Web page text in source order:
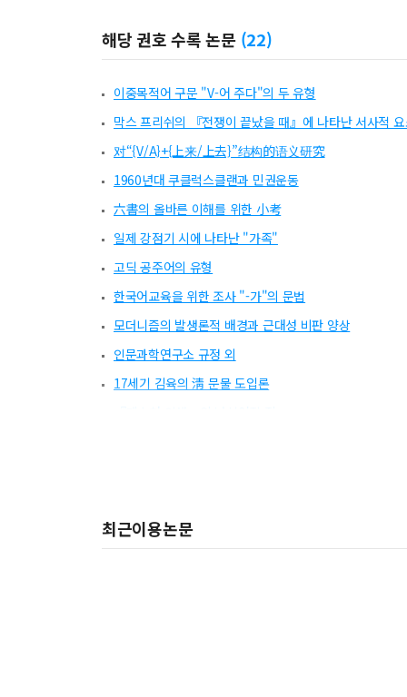
해당 권호 수록 논문 (22)
이중목적어 구문 "V-어 주다"의 두 유형
막스 프리쉬의 『전쟁이 끝났을 때』에 나타난 서사적
对“{V/A}+{上来/上去}”结构的语义研究
1960년대 쿠클럭스클랜과 민권운동
六書의 올바른 이해를 위한 小考
일제 강점기 시에 나타난 "가족"
고딕 공주어의 유형
한국어교육을 위한 조사 "-가"의 문법
모더니즘의 발생론적 배경과 근대성 비판 양상
인문과학연구소 규정 외
17세기 김육의 淸 문물 도입론
反事実的条件文に関する一考察
최근이용논문